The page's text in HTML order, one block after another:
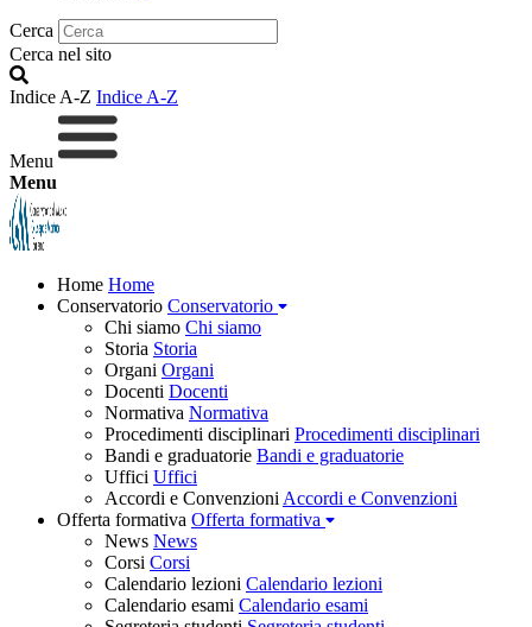
Cerca
Cerca nel sito
Indice A-Z Indice A-Z
Menu
Menu
Home Home
Conservatorio Conservatorio
Chi siamo Chi siamo
Storia Storia
Organi Organi
Docenti Docenti
Normativa Normativa
Procedimenti disciplinari Procedimenti disciplinari
Bandi e graduatorie Bandi e graduatorie
Uffici Uffici
Accordi e Convenzioni Accordi e Convenzioni
Offerta formativa Offerta formativa
News News
Corsi Corsi
Calendario lezioni Calendario lezioni
Calendario esami Calendario esami